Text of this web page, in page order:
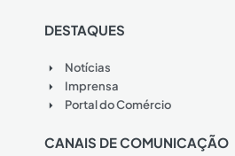
DESTAQUES
Notícias
Imprensa
Portal do Comércio
CANAIS DE COMUNICAÇÃO